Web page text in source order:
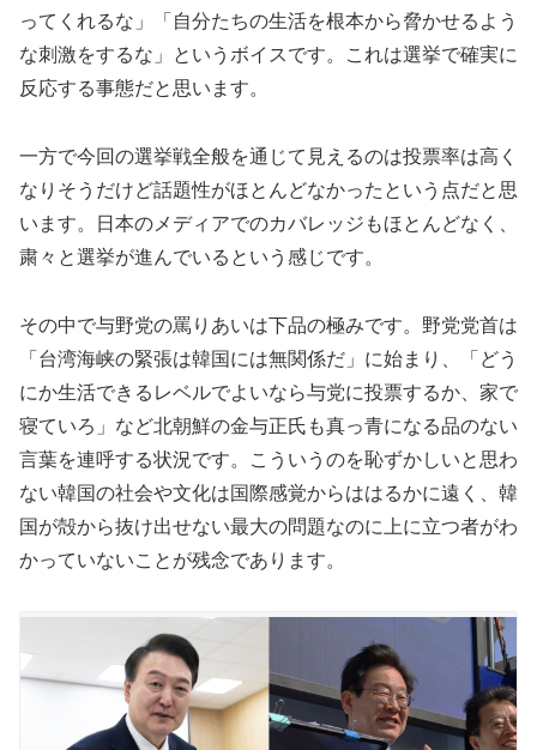
ってくれるな」「自分たちの生活を根本から脅かせるよう
な刺激をするな」というボイスです。これは選挙で確実に
反応する事態だと思います。
一方で今回の選挙戦全般を通じて見えるのは投票率は高く
なりそうだけど話題性がほとんどなかったという点だと思
います。日本のメディアでのカバレッジもほとんどなく、
粛々と選挙が進んでいるという感じです。
その中で与野党の罵りあいは下品の極みです。野党党首は
「台湾海峡の緊張は韓国には無関係だ」に始まり、「どう
にか生活できるレベルでよいなら与党に投票するか、家で
寝ていろ」など北朝鮮の金与正氏も真っ青になる品のない
言葉を連呼する状況です。こういうのを恥ずかしいと思わ
ない韓国の社会や文化は国際感覚からははるかに遠く、韓
国が殻から抜け出せない最大の問題なのに上に立つ者がわ
かっていないことが残念であります。